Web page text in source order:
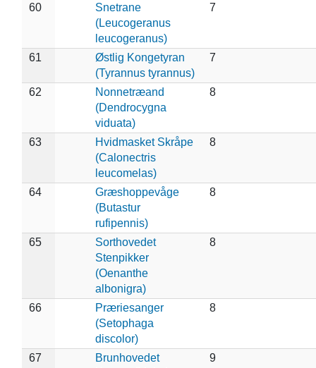
60
Snetrane
(Leucogeranus
leucogeranus)
7
61
Østlig Kongetyran
(Tyrannus tyrannus)
7
62
Nonnetræand
(Dendrocygna
viduata)
8
63
Hvidmasket Skråpe
(Calonectris
leucomelas)
8
64
Græshoppevåge
(Butastur
rufipennis)
8
65
Sorthovedet
Stenpikker
(Oenanthe
albonigra)
8
66
Præriesanger
(Setophaga
discolor)
8
67
Brunhovedet
9